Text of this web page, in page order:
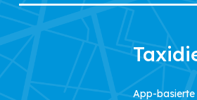
App-basierte